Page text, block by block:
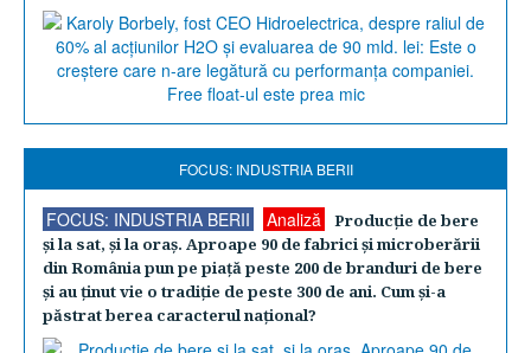
FOCUS: INDUSTRIA BERII
FOCUS: INDUSTRIA BERII Analiză
Producţie de bere
şi la sat, şi la oraş. Aproape 90 de fabrici şi microberării
din România pun pe piaţă peste 200 de branduri de bere
şi au ţinut vie o tradiţie de peste 300 de ani. Cum şi-a
păstrat berea caracterul naţional?